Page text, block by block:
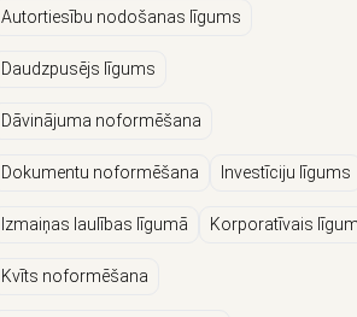
Autortiesību nodošanas līgums
Daudzpusējs līgums
Dāvinājuma noformēšana
Dokumentu noformēšana Investīciju līgums
Izmaiņas laulības līgumā Korporatīvais
Kvīts noformēšana